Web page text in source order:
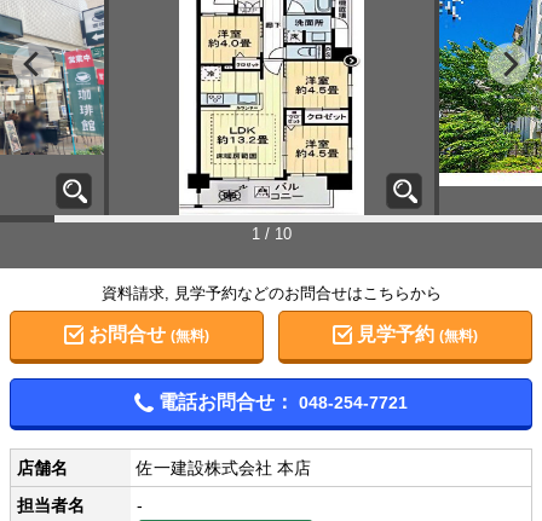
1 / 10
資料請求, 見学予約などのお問合せはこちらから
お問合せ (無料) 見学予約(無料)
電話お問合せ： 048-254-7721
店舗名
佐一建設株式会社 本店
担当者名
-